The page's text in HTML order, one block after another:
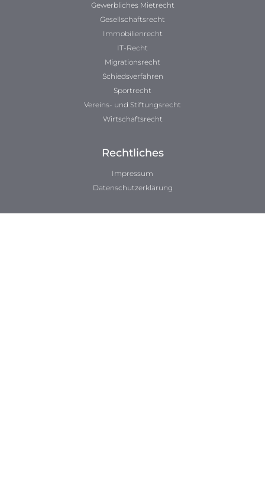
Gewerbliches Mietrecht
Gesellschaftsrecht
Immobilienrecht
IT-Recht
Migrationsrecht
Schiedsverfahren
Sportrecht
Vereins- und Stiftungsrecht
Wirtschaftsrecht
Rechtliches
Impressum
Datenschutzerklärung